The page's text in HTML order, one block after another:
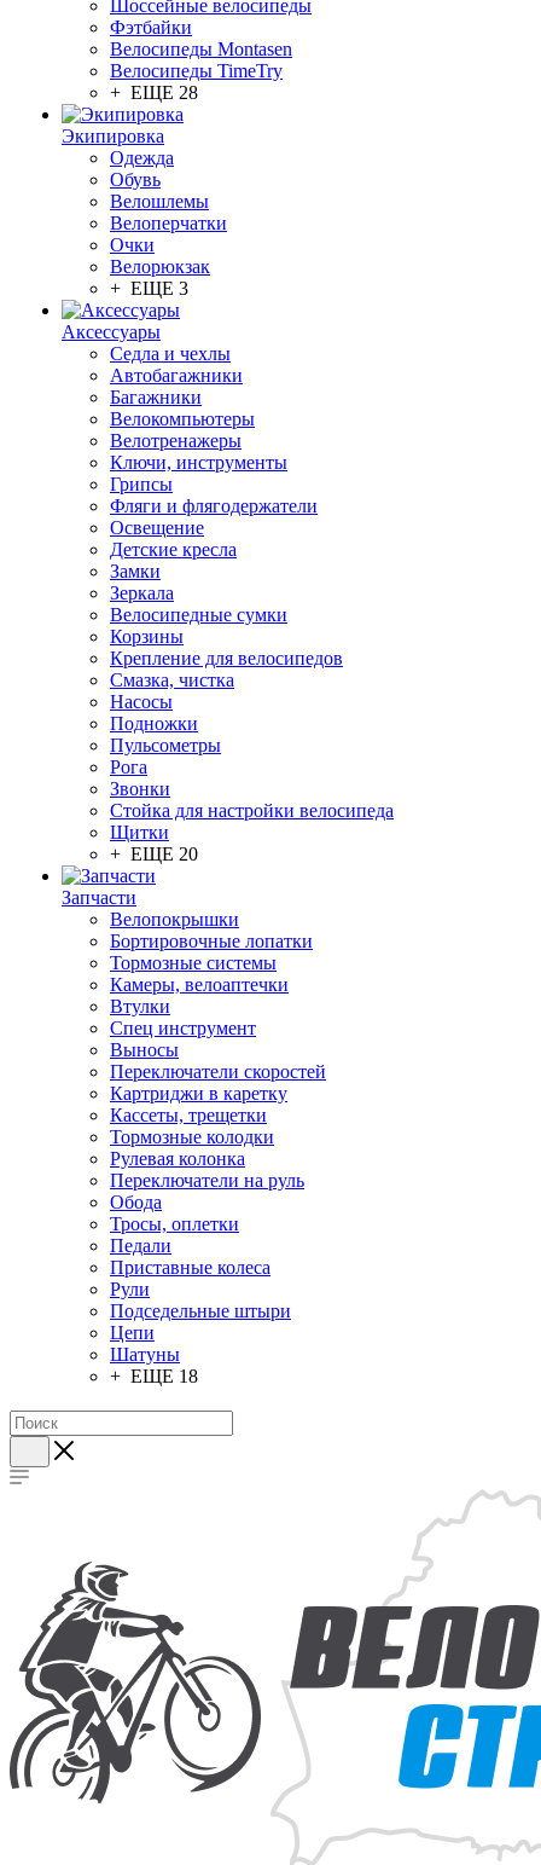
Шоссейные велосипеды
Фэтбайки
Велосипеды Montasen
Велосипеды TimeTry
+ ЕЩЕ 28
Экипировка
Одежда
Обувь
Велошлемы
Велоперчатки
Очки
Велорюкзак
+ ЕЩЕ 3
Аксессуары
Седла и чехлы
Автобагажники
Багажники
Велокомпьютеры
Велотренажеры
Ключи, инструменты
Грипсы
Фляги и флягодержатели
Освещение
Детские кресла
Замки
Зеркала
Велосипедные сумки
Корзины
Крепление для велосипедов
Смазка, чистка
Насосы
Подножки
Пульсометры
Рога
Звонки
Стойка для настройки велосипеда
Щитки
+ ЕЩЕ 20
Запчасти
Велопокрышки
Бортировочные лопатки
Тормозные системы
Камеры, велоаптечки
Втулки
Спец инструмент
Выносы
Переключатели скоростей
Картриджи в каретку
Кассеты, трещетки
Тормозные колодки
Рулевая колонка
Переключатели на руль
Обода
Тросы, оплетки
Педали
Приставные колеса
Рули
Подседельные штыри
Цепи
Шатуны
+ ЕЩЕ 18